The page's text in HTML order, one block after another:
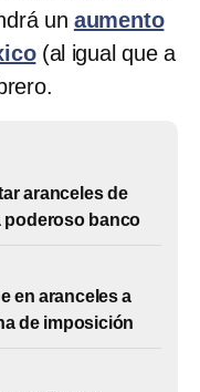
un aumento
(al igual que a
aranceles de
poderoso banco
en aranceles a
de imposición